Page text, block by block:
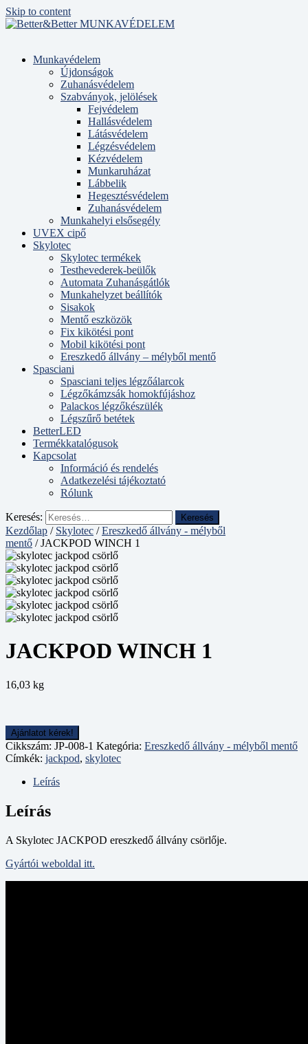
Skip to content
Munkavédelem
Újdonságok
Zuhanásvédelem
Szabványok, jelölések
Fejvédelem
Hallásvédelem
Látásvédelem
Légzésvédelem
Kézvédelem
Munkaruházat
Lábbelik
Hegesztésvédelem
Zuhanásvédelem
Munkahelyi elsősegély
UVEX cipő
Skylotec
Skylotec termékek
Testhevederek-beülők
Automata Zuhanásgátlók
Munkahelyzet beállítók
Sisakok
Mentő eszközök
Fix kikötési pont
Mobil kikötési pont
Ereszkedő állvány – mélyből mentő
Spasciani
Spasciani teljes légzőálarcok
Légzőkámzsák homokfújáshoz
Palackos légzőkészülék
Légszűrő betétek
BetterLED
Termékkatalógusok
Kapcsolat
Információ és rendelés
Adatkezelési tájékoztató
Rólunk
Keresés:
Kezdőlap / Skylotec /Ereszkedő állvány - mélyből
mentő / JACKPOD WINCH 1
JACKPOD WINCH 1
16,03 kg
Cikkszám: JP-008-1 Kategória: Ereszkedő állvány - mélyből mentő
Címkék: jackpod, skylotec
Leírás
Leírás
A Skylotec JACKPOD ereszkedő állvány csörlője.
Gyártói weboldal itt.